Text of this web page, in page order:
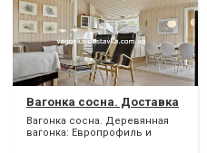
Вагонка сосна. Доставка
Вагонка сосна. Деревянная
вагонка: Европрофиль и